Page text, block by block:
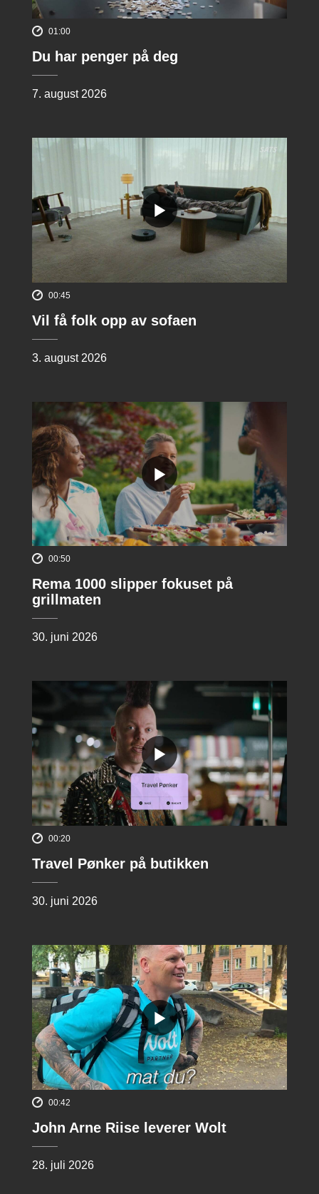
01:00
Du har penger på deg
7. august 2026
00:45
Vil få folk opp av sofaen
3. august 2026
00:50
Rema 1000 slipper fokuset på
grillmaten
30. juni 2026
00:20
Travel Pønker på butikken
30. juni 2026
00:42
John Arne Riise leverer Wolt
28. juli 2026